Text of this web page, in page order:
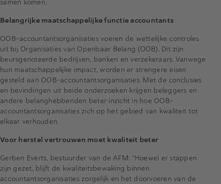
samen komen.
Belangrijke maatschappelijke functie accountants
OOB-accountantsorganisaties voeren de wettelijke controles
uit bij Organisaties van Openbaar Belang (OOB). Dit zijn
beursgenoteerde bedrijven, banken en verzekeraars. Vanwege
hun maatschappelijke impact, worden er strengere eisen
gesteld aan OOB-accountantsorganisaties. Met de conclusies
en bevindingen uit beide onderzoeken krijgen beleggers en
andere belanghebbenden beter inzicht in hoe OOB-
accountantsorganisaties zich op het gebied van kwaliteit tot
elkaar verhouden.
Voor herstel vertrouwen moet kwaliteit beter
Gerben Everts, bestuurder van de AFM: “Hoewel er stappen
zijn gezet, blijft de kwaliteitsbewaking binnen
accountantsorganisaties zorgelijk en het doorvoeren van de